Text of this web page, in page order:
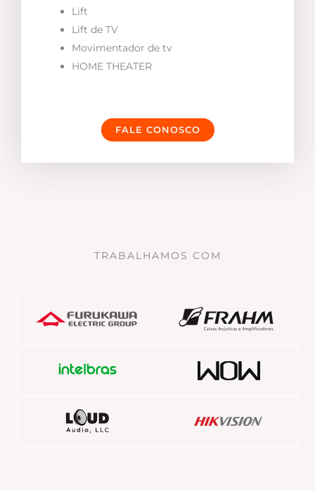
Lift
Lift de TV
Movimentador de tv
HOME THEATER
FALE CONOSCO
TRABALHAMOS COM